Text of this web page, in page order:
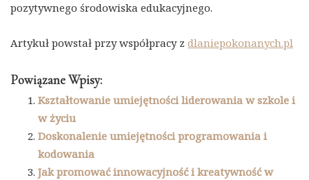
pozytywnego środowiska edukacyjnego.
Artykuł powstał przy współpracy z dlaniepokonanych.pl
Powiązane Wpisy:
Kształtowanie umiejętności liderowania w szkole i
w życiu
Doskonalenie umiejętności programowania i
kodowania
Jak promować innowacyjność i kreatywność w